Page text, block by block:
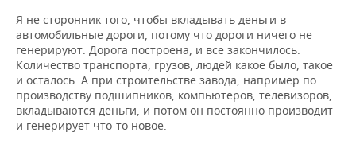
Я не сторонник того, чтобы вкладывать деньги в
автомобильные дороги, потому что дороги ничего не
генерируют. Дорога построена, и все закончилось.
Количество транспорта, грузов, людей какое было, такое
и осталось. А при строительстве завода, например по
производству подшипников, компьютеров, телевизоров,
вкладываются деньги, и потом он постоянно производит
и генерирует что-то новое.